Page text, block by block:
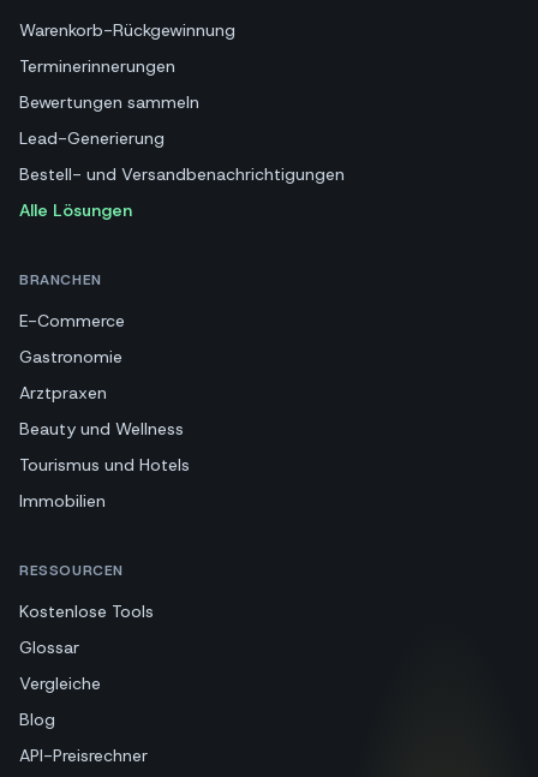
Warenkorb-Rückgewinnung
Terminerinnerungen
Bewertungen sammeln
Lead-Generierung
Bestell- und Versandbenachrichtigungen
Alle Lösungen
BRANCHEN
E-Commerce
Gastronomie
Arztpraxen
Beauty und Wellness
Tourismus und Hotels
Immobilien
RESSOURCEN
Kostenlose Tools
Glossar
Vergleiche
Blog
API-Preisrechner